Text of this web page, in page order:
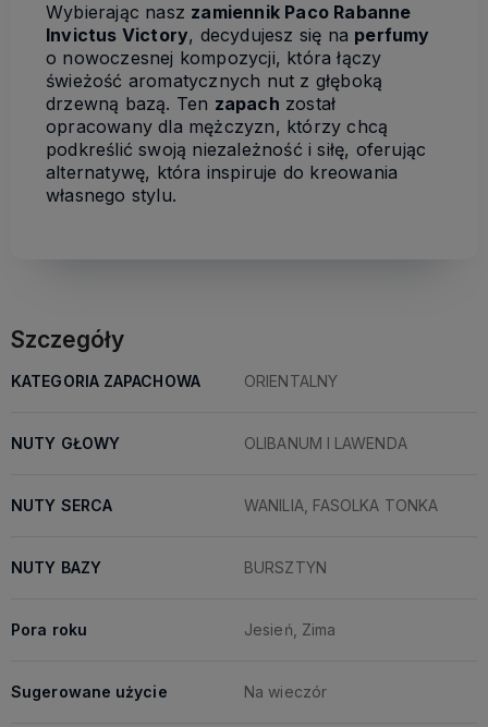
Wybierając nasz zamiennik Paco Rabanne
Invictus Victory, decydujesz się na perfumy
o nowoczesnej kompozycji, która łączy
świeżość aromatycznych nut z głęboką
drzewną bazą. Ten zapach został
opracowany dla mężczyzn, którzy chcą
podkreślić swoją niezależność i siłę, oferując
alternatywę, która inspiruje do kreowania
własnego stylu.
Szczegóły
KATEGORIA ZAPACHOWA ORIENTALNY
NUTY GŁOWY OLIBANUM I LAWENDA
NUTY SERCA WANILIA, FASOLKA TONKA
NUTY BAZY BURSZTYN
Pora roku Jesień, Zima
Sugerowane użycie Na wieczór